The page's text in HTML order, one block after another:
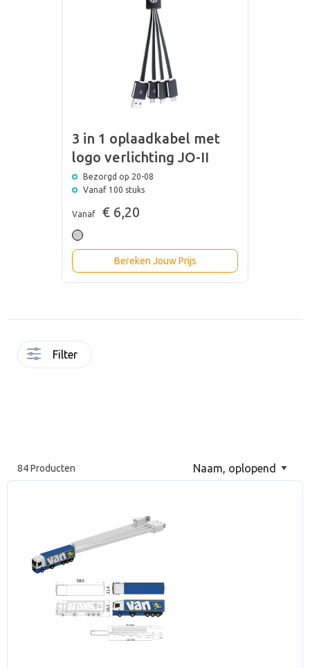
3 in 1 oplaadkabel met
logo verlichting JO-II
Bezorgd op 20-08
Vanaf 100 stuks
Vanaf € 6,20
Bereken Jouw Prijs
Filter
84 Producten